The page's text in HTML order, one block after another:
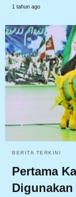
1 tahun ago
BERITA TERKINI
Pertama